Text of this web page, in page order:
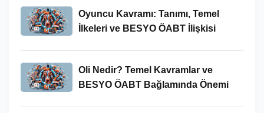
Oyuncu Kavramı: Tanımı, Temel
İlkeleri ve BESYO ÖABT İlişkisi
Oli Nedir? Temel Kavramlar ve
BESYO ÖABT Bağlamında Önemi